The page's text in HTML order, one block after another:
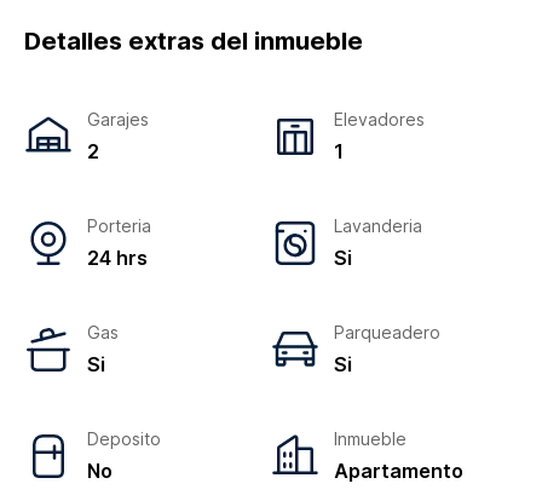
Detalles extras del inmueble
Garajes
2
Elevadores
1
Porteria
24 hrs
Lavanderia
Si
Gas
Si
Parqueadero
Si
Deposito
No
Inmueble
Apartamento